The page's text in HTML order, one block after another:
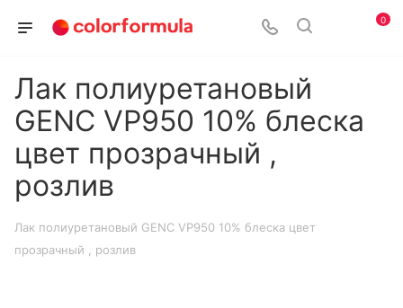
0
Лак полиуретановый
GENC VP950 10% блеска
цвет прозрачный ,
розлив
Лак полиуретановый GENC VP950 10% блеска цвет
прозрачный , розлив